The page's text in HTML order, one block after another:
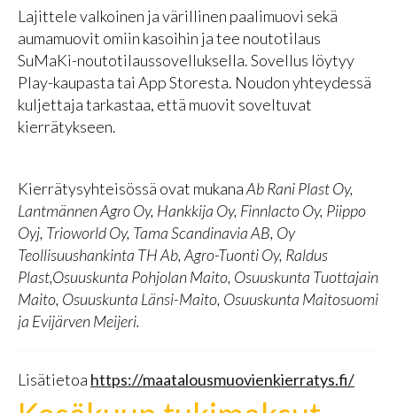
Lajittele valkoinen ja värillinen paalimuovi sekä
aumamuovit omiin kasoihin ja tee noutotilaus
SuMaKi-noutotilaussovelluksella. Sovellus löytyy
Play-kaupasta tai App Storesta. Noudon yhteydessä
kuljettaja tarkastaa, että muovit soveltuvat
kierrätykseen.
Kierrätysyhteisössä ovat mukanaAb Rani Plast Oy,
Lantmännen Agro Oy, Hankkija Oy, Finnlacto Oy, Piippo
Oyj, Trioworld Oy, Tama Scandinavia AB, Oy
Teollisuushankinta TH Ab, Agro-Tuonti Oy, Raldus
Plast,Osuuskunta Pohjolan Maito, Osuuskunta Tuottajain
Maito, Osuuskunta Länsi-Maito, Osuuskunta Maitosuomi
ja Evijärven Meijeri.
Lisätietoa https://maatalousmuovienkierratys.fi/